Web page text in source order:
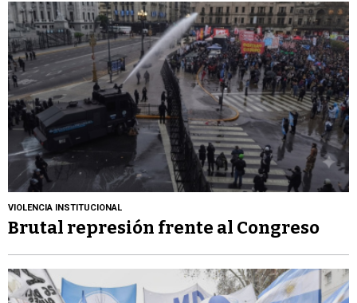
VIOLENCIA INSTITUCIONAL
Brutal represión frente al Congreso